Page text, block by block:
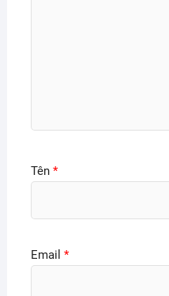
Tên *
Email *